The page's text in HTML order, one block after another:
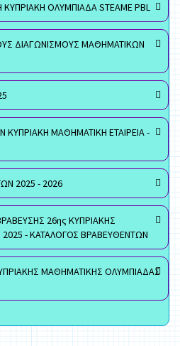
ΟΛΥΜΠΙΑΔΑ STEAME PBL
ΔΙΑΓΩΝΙΣΜΟΥΣ ΜΑΘΗΜΑΤΙΚΩΝ
ΚΥΠΡΙΑΚΗ ΜΑΘΗΜΑΤΙΚΗ ΕΤΑΙΡΕΙΑ -
2025 - 2026
26ης ΚΥΠΡΙΑΚΗΣ
- ΚΑΤΑΛΟΓΟΣ ΒΡΑΒΕΥΘΕΝΤΩΝ
ΜΑΘΗΜΑΤΙΚΗΣ ΟΛΥΜΠΙΑΔΑΣ